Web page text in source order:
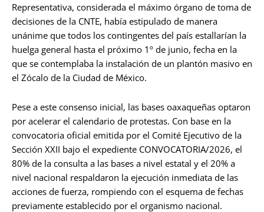
Representativa, considerada el máximo órgano de toma de
decisiones de la CNTE, había estipulado de manera
unánime que todos los contingentes del país estallarían la
huelga general hasta el próximo 1º de junio, fecha en la
que se contemplaba la instalación de un plantón masivo en
el Zócalo de la Ciudad de México.
Pese a este consenso inicial, las bases oaxaqueñas optaron
por acelerar el calendario de protestas. Con base en la
convocatoria oficial emitida por el Comité Ejecutivo de la
Sección XXII bajo el expediente CONVOCATORIA/2026, el
80% de la consulta a las bases a nivel estatal y el 20% a
nivel nacional respaldaron la ejecución inmediata de las
acciones de fuerza, rompiendo con el esquema de fechas
previamente establecido por el organismo nacional.